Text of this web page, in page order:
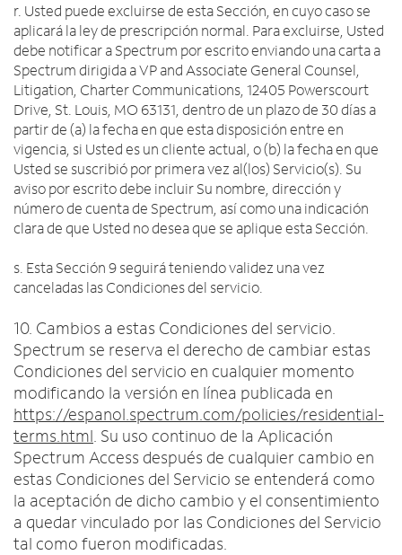
r. Usted puede excluirse de esta Sección, en cuyo caso se
aplicará la ley de prescripción normal. Para excluirse, Usted
debe notificar a Spectrum por escrito enviando una carta a
Spectrum dirigida a VP and Associate General Counsel,
Litigation, Charter Communications, 12405 Powerscourt
Drive, St. Louis, MO 63131, dentro de un plazo de 30 días a
partir de (a) la fecha en que esta disposición entre en
vigencia, si Usted es un cliente actual, o (b) la fecha en que
Usted se suscribió por primera vez al(los) Servicio(s). Su
aviso por escrito debe incluir Su nombre, dirección y
número de cuenta de Spectrum, así como una indicación
clara de que Usted no desea que se aplique esta Sección.
s. Esta Sección 9 seguirá teniendo validez una vez
canceladas las Condiciones del servicio.
10. Cambios a estas Condiciones del servicio.
Spectrum se reserva el derecho de cambiar estas
Condiciones del servicio en cualquier momento
modificando la versión en línea publicada en
https://espanol.spectrum.com/policies/residential-
terms.html. Su uso continuo de la Aplicación
Spectrum Access después de cualquier cambio en
estas Condiciones del Servicio se entenderá como
la aceptación de dicho cambio y el consentimiento
a quedar vinculado por las Condiciones del Servicio
tal como fueron modificadas.